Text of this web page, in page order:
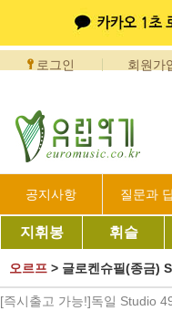
로그인 회원가
공지사항 질문과
지휘봉 휘슬
오르프 > 글로켄슈필(종금)
[즉시출고 가능!]독일 Studio